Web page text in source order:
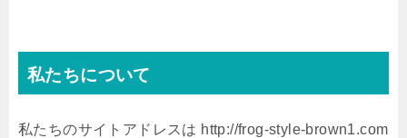
私たちについて
私たちのサイトアドレスは http://frog-style-brown1.com